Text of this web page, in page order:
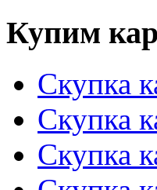
Купим
Скупка
Скупка
Скупка